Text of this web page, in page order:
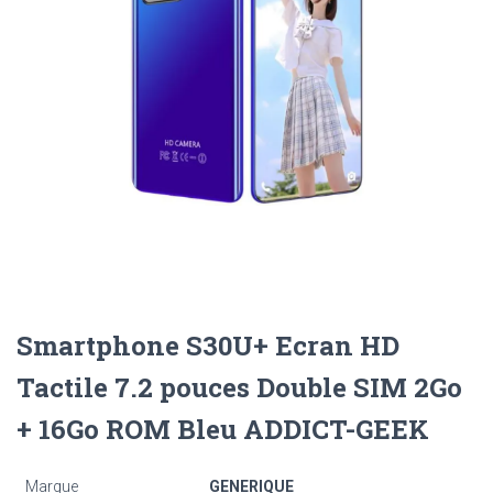
Smartphone S30U+ Ecran HD
Tactile 7.2 pouces Double SIM 2Go
+ 16Go ROM Bleu ADDICT-GEEK
Marque GENERIQUE